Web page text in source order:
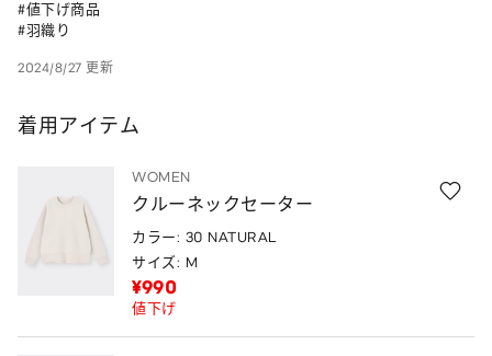
#値下げ商品
#羽織り
2024/8/27 更新
着用アイテム
WOMEN
クルーネックセーター
カラー: 30 NATURAL
サイズ: M
¥990
値下げ